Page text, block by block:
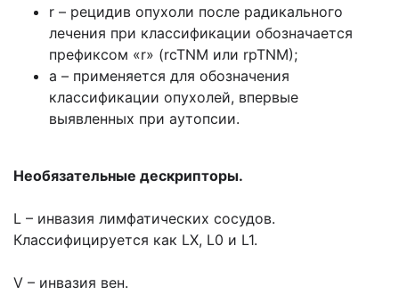
r – рецидив опухоли после радикального
лечения при классификации обозначается
префиксом «r» (rcTNM или rpTNM);
а – применяется для обозначения
классификации опухолей, впервые
выявленных при аутопсии.
Необязательные дескрипторы.
L – инвазия лимфатических сосудов.
Классифицируется как LX, L0 и L1.
V – инвазия вен.